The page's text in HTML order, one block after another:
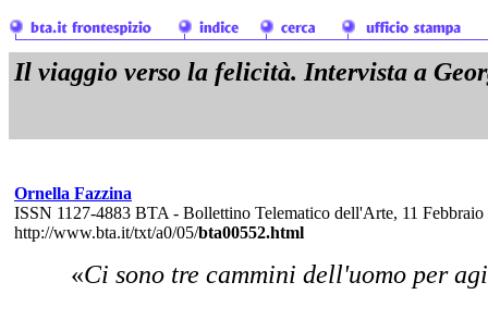
Il viaggio verso la felicità. Intervista a
Ornella Fazzina
ISSN 1127-4883 BTA - Bollettino Telematico dell'Arte, 11 Febbraio
http://www.bta.it/txt/a0/05/bta00552.html
«Ci sono tre cammini dell'uomo per